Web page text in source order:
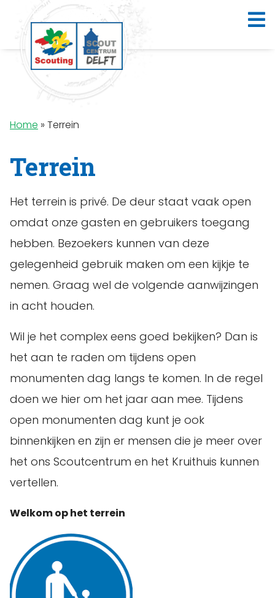
Home » Terrein
Terrein
Het terrein is privé. De deur staat vaak open
omdat onze gasten en gebruikers toegang
hebben. Bezoekers kunnen van deze
gelegenheid gebruik maken om een kijkje te
nemen. Graag wel de volgende aanwijzingen
in acht houden.
Wil je het complex eens goed bekijken? Dan is
het aan te raden om tijdens open
monumenten dag langs te komen. In de regel
doen we hier om het jaar aan mee. Tijdens
open monumenten dag kunt je ook
binnenkijken en zijn er mensen die je meer over
het ons Scoutcentrum en het Kruithuis kunnen
vertellen.
Welkom op het terrein